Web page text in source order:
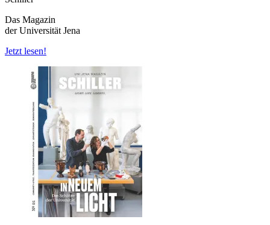
Das Magazin
der Universität Jena
Jetzt lesen!